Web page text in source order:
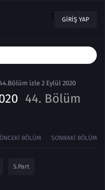
1 GIRIŞ YAP
izle 2 Eylül 2020
44. Bölüm
ÖNCEKI BÖLÜM SONRAKI BÖLÜM
5.Part